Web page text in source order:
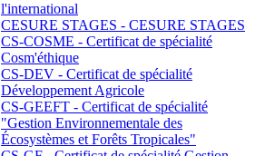
l'international
CESURE STAGES - CESURE STAGES
CS-COSME - Certificat de spécialité
Cosm'éthique
CS-DEV - Certificat de spécialité
Développement Agricole
CS-GEEFT - Certificat de spécialité
"Gestion Environnementale des
Écosystèmes et Forêts Tropicales"